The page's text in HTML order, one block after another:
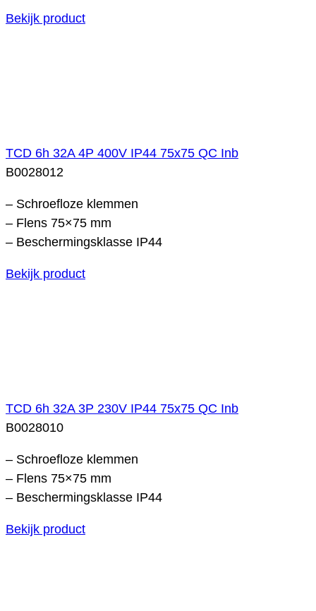
Bekijk product
TCD 6h 32A 4P 400V IP44 75x75 QC Inb
B0028012
– Schroefloze klemmen
– Flens 75×75 mm
– Beschermingsklasse IP44
Bekijk product
TCD 6h 32A 3P 230V IP44 75x75 QC Inb
B0028010
– Schroefloze klemmen
– Flens 75×75 mm
– Beschermingsklasse IP44
Bekijk product